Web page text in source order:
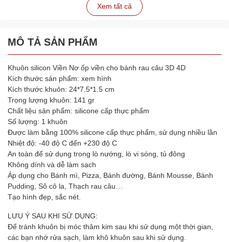
Xem tất cả
MÔ TẢ SẢN PHẨM
Khuôn silicon Viền Nơ ốp viền cho bánh rau câu 3D 4D
Kích thước sản phẩm: xem hình
Kích thước khuôn: 24*7.5*1.5 cm
Trọng lượng khuôn: 141 gr
Chất liệu sản phẩm: silicone cấp thực phẩm
Số lượng: 1 khuôn
Được làm bằng 100% silicone cấp thực phẩm, sử dụng nhiều lần
Nhiệt độ: -40 độ C đến +230 độ C
An toàn để sử dụng trong lò nướng, lò vi sóng, tủ đông
Không dính và dễ làm sạch
Áp dụng cho Bánh mì, Pizza, Bánh đường, Bánh Mousse, Bánh
Pudding, Sô cô la, Thạch rau câu…
Tạo hình đẹp, sắc nét.
LƯU Ý SAU KHI SỬ DỤNG:
Để tránh khuôn bị móc thâm kim sau khi sử dụng một thời gian,
các bạn nhớ rửa sạch, làm khô khuôn sau khi sử dụng.